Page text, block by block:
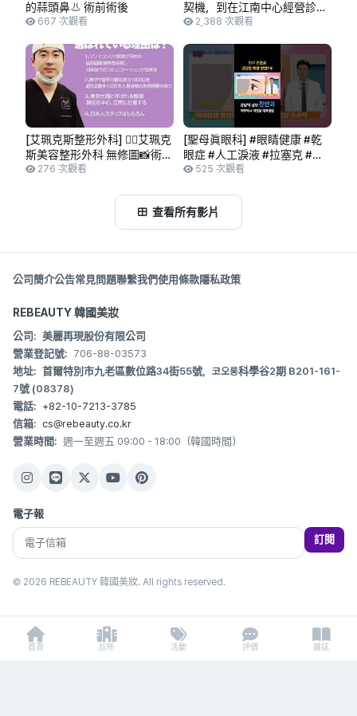
的蒜頭鼻👃 術前術後
667 次觀看
契機，到在江南中心經營診所
所付出的努力 | 元一的信念 |
誕生
2,388 次觀看
[艾珮克斯整形外科] 👨‍⚕️艾珮克
斯美容整形外科 無修圖📸術前
術後對比
276 次觀看
[聖母眞眼科] #眼睛健康 #乾
眼症 #人工淚液 #拉塞克 #江
南眼科 #微笑雷射 #聖母眞眼
525 次觀看
查看所有影片
公司簡介公告常見問題聯繫我們使用條款隱私政策
REBEAUTY 韓國美妝
公司: 美麗再現股份有限公司
營業登記號: 706-88-03573
地址: 首爾特別市九老區數位路34街55號，코오롱科學谷2期 B201-161-
7號 (08378)
電話: +82-10-7213-3785
信箱: cs@rebeauty.co.kr
營業時間: 週一至週五 09:00 - 18:00（韓國時間）
電子報
訂閱
© 2026 REBEAUTY 韓國美妝. All rights reserved.
首頁 診所 活動 評價 雜誌